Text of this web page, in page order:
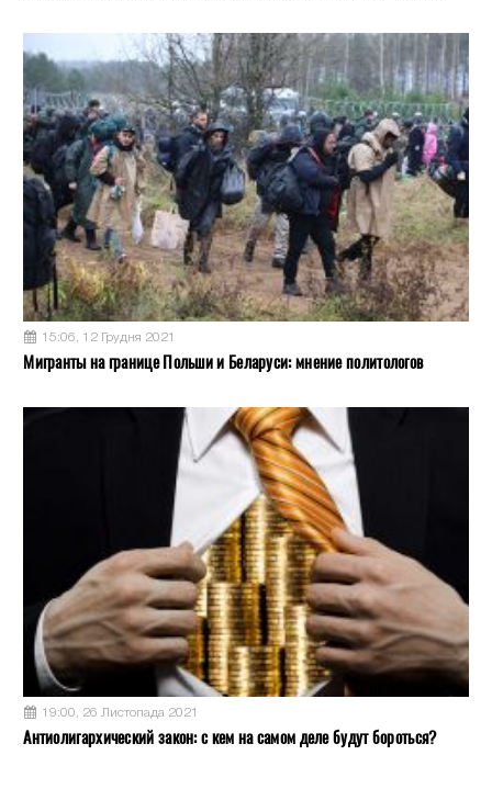
15:06, 12 Грудня 2021
Мигранты на границе Польши и Беларуси: мнение политологов
19:00, 26 Листопада 2021
Антиолигархический закон: с кем на самом деле будут бороться?